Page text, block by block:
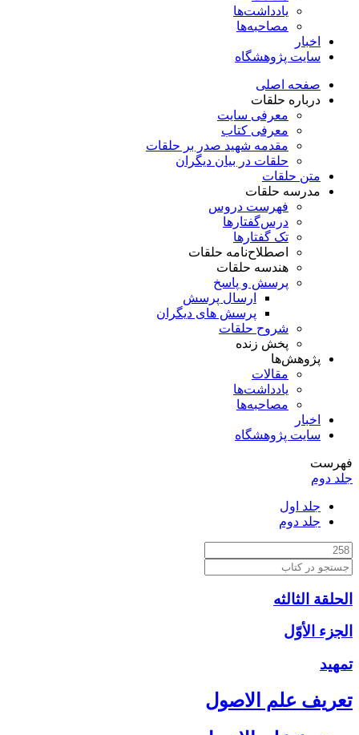
یادداشت‌ها
مصاحبه‌ها
اخبار
سایت پژوهشگاه
صفحه اصلی
درباره حلقات
معرفی سایت
معرفی کتاب
مقدمه شهید صدر بر حلقات
حلقات در بیان دیگران
متن حلقات
مدرسه حلقات
فهرست دروس
درس‌گفتار‌ها
تک گفتارها
اصطلاح‌نامه حلقات
هندسه حلقات
پرسش و پاسخ
ارسال پرسش
پرسش های دیگران
شروح حلقات
پخش زنده
پژوهش‌ها
مقالات
یادداشت‌ها
مصاحبه‌ها
اخبار
سایت پژوهشگاه
فهرست
جلد دوم
جلد اول
جلد دوم
الحلقة الثالثه
الجزء الأوّل‏
تمهيد
تعريف علم الاصول‏